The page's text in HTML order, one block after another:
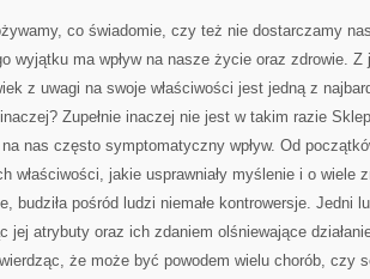
co świadomie, czy też nie dostarczamy
wyjątku ma wpływ na nasze życie oraz zdrowie.
z uwagi na swoje właściwości jest jedną z
Zupełnie inaczej nie jest w takim razie
nas często symptomatyczny wpływ. Od
właściwości, jakie usprawniały myślenie i o wiele
budziła pośród ludzi niemałe kontrowersje. Jedni
jej atrybuty oraz ich zdaniem olśniewające
że może być powodem wielu chorób, czy